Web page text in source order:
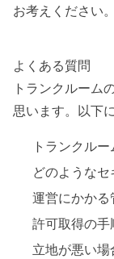
お考えください。
よくある質問
トランクルーム
思います。以下
トランクル
どのような
運営にかかる
許可取得の手
立地が悪い